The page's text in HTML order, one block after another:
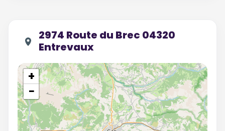
2974 Route du Brec 04320
Entrevaux
+
−